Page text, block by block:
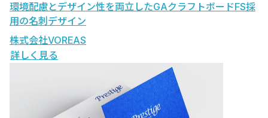
環境配慮とデザイン性を両立したGAクラフトボードFS採
用の名刺デザイン
株式会社VOREAS
詳しく見る